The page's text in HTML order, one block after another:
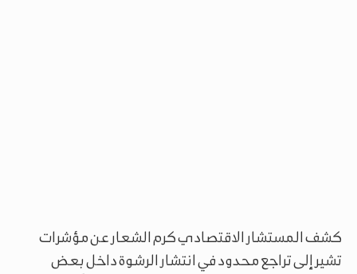
كشف المستشار الاقتصادي كرم الشعار عن مؤشرات
تشير إلى تراجع محدود في انتشار الرشوة داخل بعض